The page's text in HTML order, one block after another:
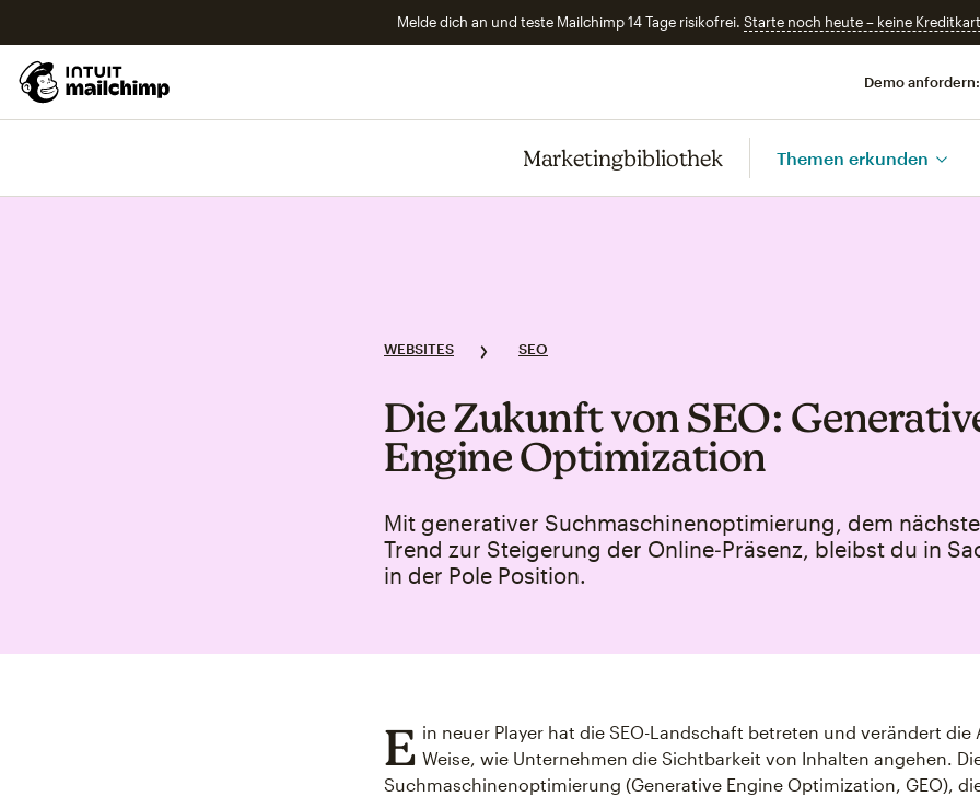
Melde dich an und teste Mailchimp 14 Tage risikofrei. Starte noch heute – keine
Demo anfordern:
Marketingbibliothek Themen erkunden
WEBSITES SEO
Die Zukunft von SEO:
Engine Optimization
Mit generativer Suchmaschinenoptimierung, dem
Trend zur Steigerung der Online‑Präsenz, bleibst du in
in der Pole Position.
E in neuer Player hat die SEO-Landschaft betreten und verändert die
Weise, wie Unternehmen die Sichtbarkeit von Inhalten angehen.
Suchmaschinenoptimierung (Generative Engine Optimization, GEO),